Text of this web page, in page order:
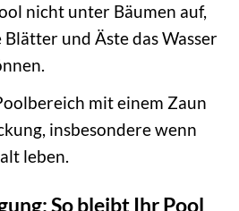
nicht unter Bäumen auf,
und Äste das Wasser
mit einem Zaun
insbesondere wenn
leben.
So bleibt Ihr Pool